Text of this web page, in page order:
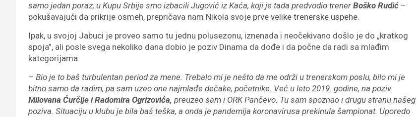
samo jedan poraz, u Kupu Srbije smo izbacili Jugović iz Kaća, koji je tada predvodio trener Boško Rudić –
pokušavajući da prikrije osmeh, prepričava nam Nikola svoje prve velike trenerske uspehe.
Ipak, u svojoj Jabuci je proveo samo tu jednu polusezonu, iznenada i neočekivano došlo je do „kratkog
spoja”, ali posle svega nekoliko dana dobio je poziv Dinama da dođe i da počne da radi sa mlađim
kategorijama.
– Bio je to baš turbulentan period za mene. Trebalo mi je nešto da me održi u trenerskom poslu, bilo mi je
bitno samo da radim, pa sam uzeo one najmlađe dečake, početnike. Već u leto 2019. godine, na poziv
Milovana Ćurčije i Radomira Ogrizovića, preuzeo sam i ORK Pančevo. Tu sam spoznao i drugu stranu našeg
poziva. Situaciju u klubu je bila baš teška, a onda je pandemija koronavirusa prekinula šampionat. Uporedo